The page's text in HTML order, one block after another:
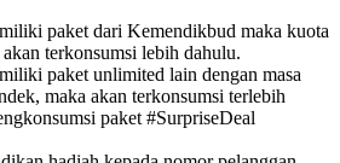
paket dari Kemendikbud maka kuota
terkonsumsi lebih dahulu.
paket unlimited lain dengan masa
maka akan terkonsumsi terlebih
paket #SurpriseDeal